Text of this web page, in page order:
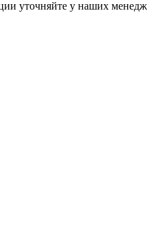
уточняйте у наших